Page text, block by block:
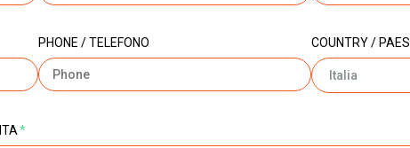
PHONE / TELEFONO COUNTRY /
*